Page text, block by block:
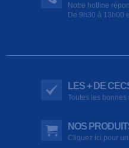
Notre hotline
De 9h30 à 13h00
LES + DE
Toutes les
NOS
Cliquez ici pour